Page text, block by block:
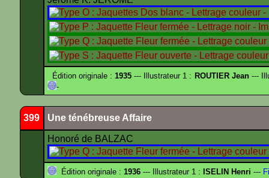
Édition originale :1935 --- Illustrateur 1 : ROUTIER Jean---
-
399 Une ténébreuse Affaire
Honoré de BALZAC
Édition originale : 1936 --- Illustrateur 1 : ISELIN Henri ---